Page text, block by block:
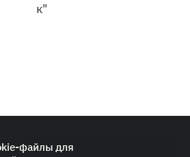
к"
файлы для